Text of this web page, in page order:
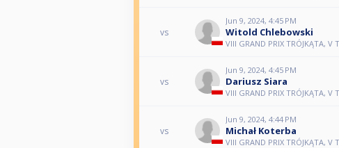
vs
Jun 9, 2024, 4:45 PM
Witold Chlebowski
VIII GRAND PRIX TRÓJKĄTA, V
vs
Jun 9, 2024, 4:45 PM
Dariusz Siara
VIII GRAND PRIX TRÓJKĄTA, V
vs
Jun 9, 2024, 4:44 PM
Michał Koterba
VIII GRAND PRIX TRÓJKĄTA, V